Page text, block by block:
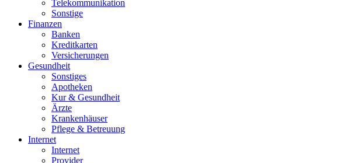
Telekommunikation
Sonstige
Finanzen
Banken
Kreditkarten
Versicherungen
Gesundheit
Sonstiges
Apotheken
Kur & Gesundheit
Ärzte
Krankenhäuser
Pflege & Betreuung
Internet
Internet
Provider